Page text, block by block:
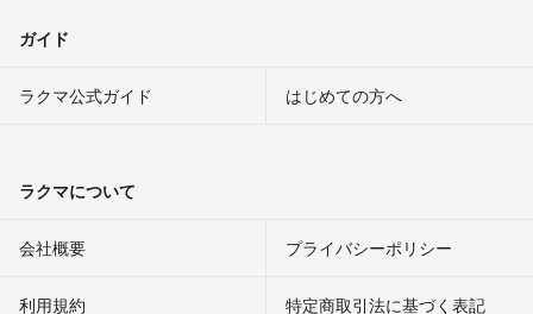
ガイド
ラクマ公式ガイド はじめての方へ
ラクマについて
会社概要 プライバシーポリシー
利用規約 特定商取引法に基づく表記